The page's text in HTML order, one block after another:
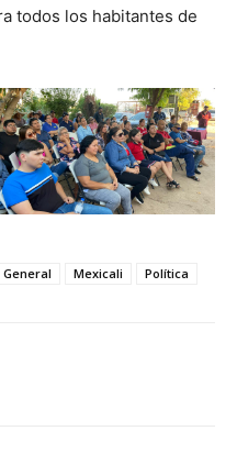
todos los habitantes de
General Mexicali Política